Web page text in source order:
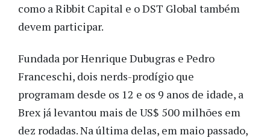
como a Ribbit Capital e o DST Global também
devem participar.
Fundada por Henrique Dubugras e Pedro
Franceschi, dois nerds-prodígio que
programam desde os 12 e os 9 anos de idade, a
Brex já levantou mais de US$ 500 milhões em
dez rodadas. Na última delas, em maio passado,